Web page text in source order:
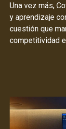
Una vez más,
y aprendizaje
cuestión que
competitividad